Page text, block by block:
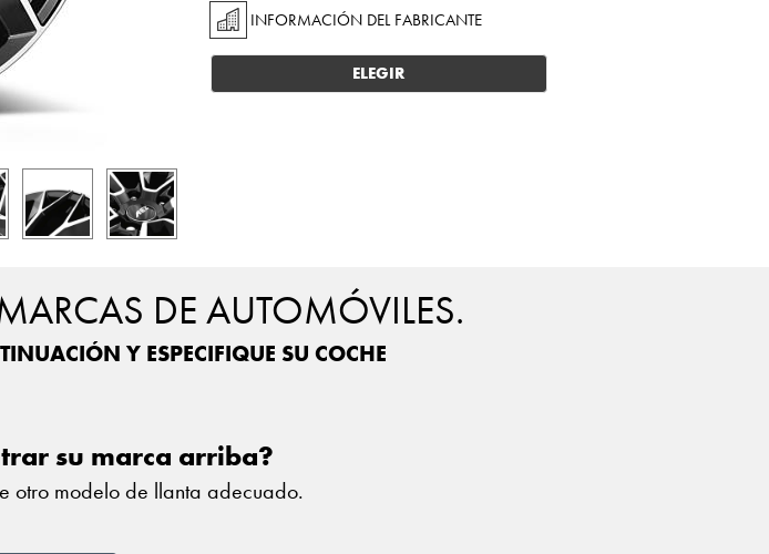
INFORMACIÓN DEL FABRICANTE
ELEGIR
DE AUTOMÓVILES.
Y ESPECIFIQUE SU COCHE
su marca arriba?
otro modelo de llanta adecuado.